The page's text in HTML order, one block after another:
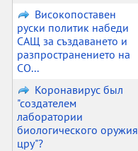
Високопоставен
руски политик набеди
САЩ за създаването и
разпространението на
CO...
Коронавирус был
"создателем
лаборатории
биологического оружия
цру"?